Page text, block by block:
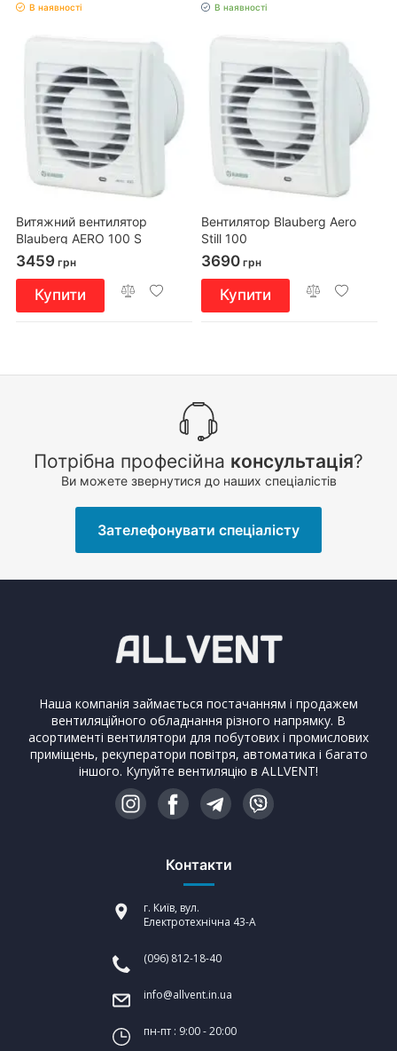
В наявності
Витяжний вентилятор
Blauberg AERO 100 S
3459 грн
Купити
В наявності
Вентилятор Blauberg Aero
Still 100
3690 грн
Купити
Потрібна професійна консультація?
Ви можете звернутися до наших спеціалістів
Зателефонувати спеціалісту
Наша компанія займається постачанням і продажем
вентиляційного обладнання різного напрямку. В
асортименті вентилятори для побутових і промислових
приміщень, рекуператори повітря, автоматика і багато
іншого. Купуйте вентиляцію в ALLVENT!
Контакти
г. Київ, вул.
Електротехнічна 43-А
(096) 812-18-40
info@allvent.in.ua
пн-пт : 9:00 - 20:00